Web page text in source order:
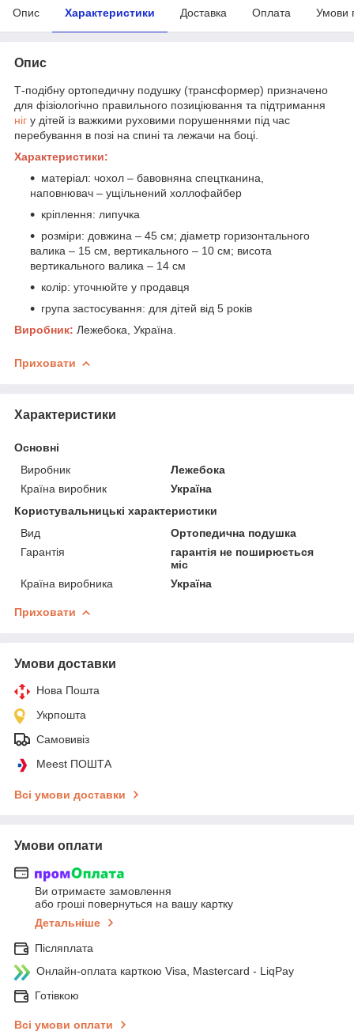
Опис Характеристики Доставка Оплата Умови
Опис
Т-подібну ортопедичну подушку (трансформер) призначено
для фізіологічно правильного позиціювання та підтримання
ніг у дітей із важкими руховими порушеннями під час
перебування в позі на спині та лежачи на боці.
Характеристики:
матеріал: чохол – бавовняна спецтканина,
наповнювач – ущільнений холлофайбер
кріплення: липучка
розміри: довжина – 45 см; діаметр горизонтального
валика – 15 см, вертикального – 10 см; висота
вертикального валика – 14 см
колір: уточнюйте у продавця
група застосування: для дітей від 5 років
Виробник: Лежебока, Україна.
Приховати
Характеристики
Основні
Виробник
Лежебока
Країна виробник
Україна
Користувальницькі характеристики
Вид
Ортопедична подушка
Гарантія
гарантія не поширюється
міс
Країна виробника
Україна
Приховати
Умови доставки
Нова Пошта
Укрпошта
Самовивіз
Meest ПОШТА
Всі умови доставки
Умови оплати
Ви отримаєте замовлення
або гроші повернуться на вашу картку
Детальніше
Післяплата
Онлайн-оплата карткою Visa, Mastercard - LiqPay
Готівкою
Всі умови оплати